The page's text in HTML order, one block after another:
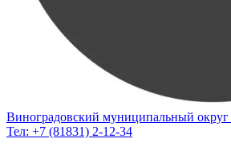
Виноградовский муниципальный округ
Тел: +7 (81831) 2-12-34